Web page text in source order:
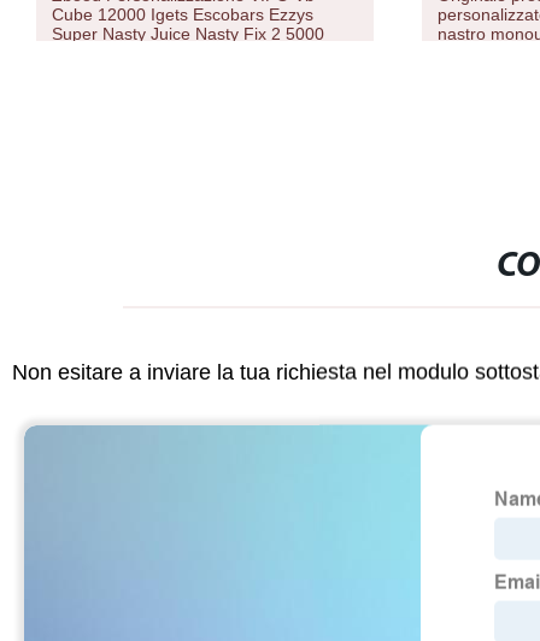
Cube 12000 Igets Escobars Ezzys
Super Nasty Juice Nasty Fix 2 5000
nastro
Non esitare a inviare la tua richiesta nel modulo